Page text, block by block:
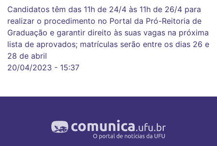
Candidatos têm das 11h de 24/4 às 11h de 26/4 para
realizar o procedimento no Portal da Pró-Reitoria de
Graduação e garantir direito às suas vagas na próxima
lista de aprovados; matrículas serão entre os dias 26 e
28 de abril
20/04/2023 - 15:37